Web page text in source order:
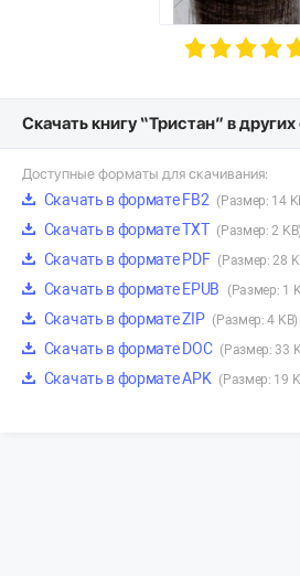
Скачать книгу “Тристан” в
Доступные форматы для скачивания:
Скачать в формате FB2 (Размер: 14
Скачать в формате TXT (Размер: 2
Скачать в формате PDF (Размер: 28
Скачать в формате EPUB (Размер: 1
Скачать в формате ZIP (Размер: 4 KB)
Скачать в формате DOC (Размер: 33
Скачать в формате APK (Размер: 19